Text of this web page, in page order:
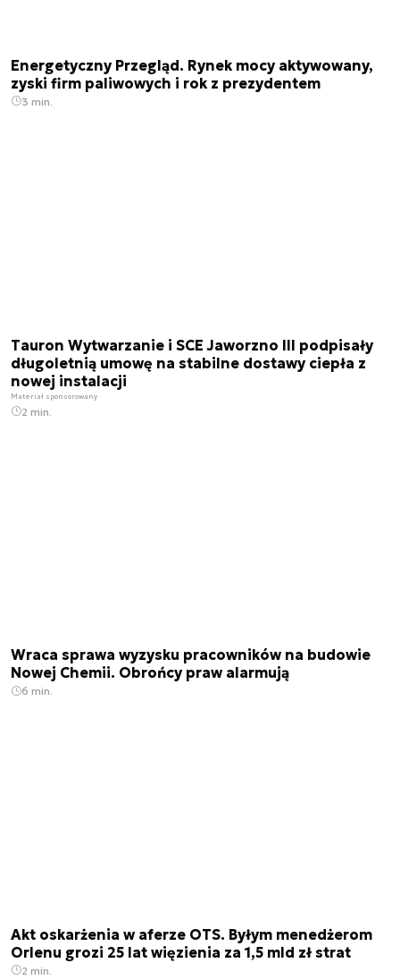
Energetyczny Przegląd. Rynek mocy aktywowany,
zyski firm paliwowych i rok z prezydentem
3 min.
Tauron Wytwarzanie i SCE Jaworzno III podpisały
długoletnią umowę na stabilne dostawy ciepła z
nowej instalacji
Materiał sponsorowany
2 min.
Wraca sprawa wyzysku pracowników na budowie
Nowej Chemii. Obrońcy praw alarmują
6 min.
Akt oskarżenia w aferze OTS. Byłym menedżerom
Orlenu grozi 25 lat więzienia za 1,5 mld zł strat
2 min.